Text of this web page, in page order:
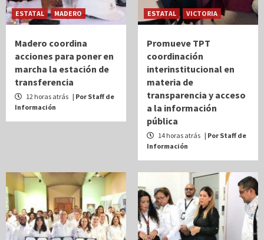
ESTATAL MADERO
Madero coordina
acciones para poner en
marcha la estación de
transferencia
12 horas atrás | Por Staff de
Información
ESTATAL VICTORIA
Promueve TPT
coordinación
interinstitucional en
materia de
transparencia y acceso
a la información
pública
14 horas atrás | Por Staff de
Información